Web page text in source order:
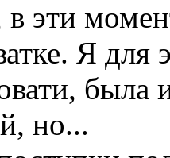
в эти
Я для
была
но...